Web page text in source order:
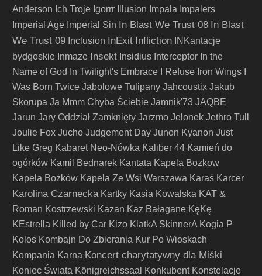
Anderson Ich Troje Igorrr Illusion Impala Impalers
Imperial Age Imperial Sin In Blast We Trust 08 In Blast
We Trust 09 Inclusion InExit Infliction INKantacje
bydgoskie Inmaze Insekt Insidius Interceptor In the
Name of God
In Twilight's Embrace I Refuse Iron Wings
Was Born Twice Jabolowe Tulipany Jahcoustix Jakub
Skorupa Ja Mmm Chyba Ściebie Jamnik'73 JAQBE
Jarun Jary Oddział Zamknięty Jarzmo Jelonek Jethro Tull
Joulie Fox Jucho Judgement Day Junon Kyanon Just
Like Greg Kabaret Neo-Nówka Kaliber 44 Kamień do
ogórków Kamil Bednarek Kantata Kapela Bozkow
Kapela Bożków Kapela Ze Wsi Warszawa Karaś Karcer
Karolina Czarnecka Kartky Kasia Kowalska KAT &
Roman Kostrzewski Kazan Kaz Bałagane KęKę
KEstrella Killed by Car Kizo KlatkA SkinnerA Kogia P
Kolos Kombajn Do Zbierania Kur Po Wioskach
Kompania Karna Koncert charytatywny dla Miśki
Koniec Świata Königreichssaal Konkubent Konstelacje